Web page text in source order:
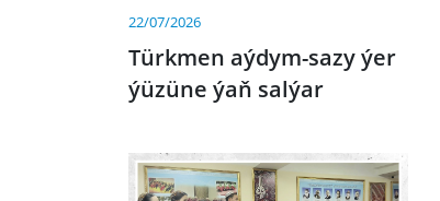
22/07/2026
Türkmen aýdym-sazy ýer
ýüzüne ýaň salýar